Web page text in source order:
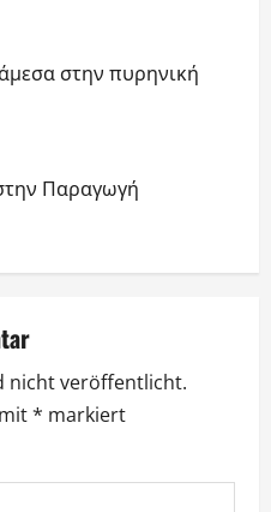
στην πυρηνική
Παραγωγή
nicht veröffentlicht.
* markiert